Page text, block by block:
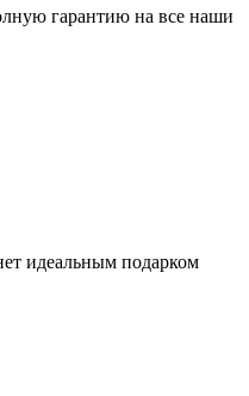
гарантию на все наши
идеальным подарком